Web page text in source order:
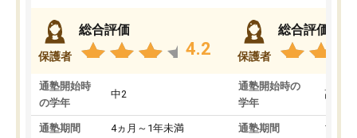
保護者
総合評価
4.2
通塾開始時
の学年
中2
通塾期間 4ヵ月～1年未満
保護者
総合評価
通塾開始時の
学年
高3
通塾期間 1～3